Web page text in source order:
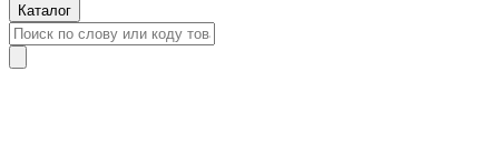
Каталог